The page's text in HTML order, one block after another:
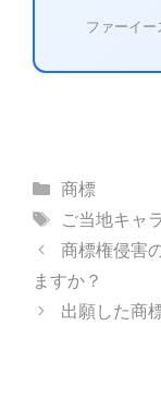
ファーイ
カ
テ
ゴ
リ
ー
商標
タ
グ
ご当地キャ
商標権侵害
ますか？
出願した商